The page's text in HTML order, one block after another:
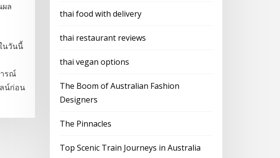
ผล
นวันนี้
รณ์
น์ก่อน
thai food with delivery
thai restaurant reviews
thai vegan options
The Boom of Australian Fashion
Designers
The Pinnacles
Top Scenic Train Journeys in Australia